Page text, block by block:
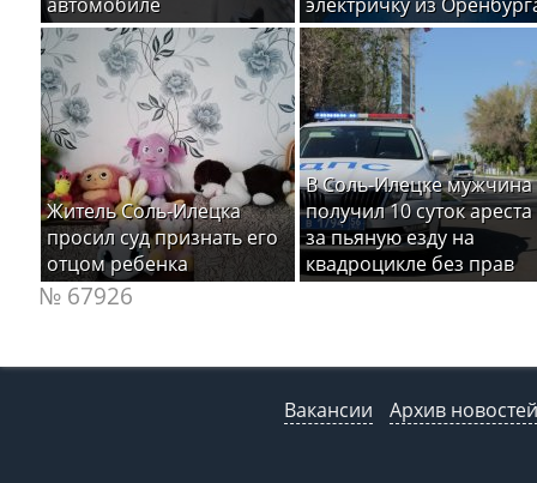
Житель Соль-Илецка
просил суд признать его
отцом ребенка
В Соль-Илецке мужчина
получил 10 суток ареста
за пьяную езду на
квадроцикле без прав
№ 67926
Вакансии Архив новостей